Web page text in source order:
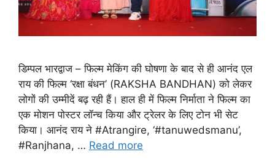
डिम्पल भारद्वाज – फिल्म मेकिंग की घोषणा के बाद से ही आनंद एल
राय की फिल्म ‘रक्षा बंधन’ (RAKSHA BANDHAN) को लेकर
लोगों की उम्मीदें बढ़ रही हैं। हाल ही में फिल्म निर्माता ने फिल्म का
एक मोशन पोस्टर लॉन्च किया और ट्रेलर के लिए टोन भी सेट
किया। आनंद राय ने #Atrangire, ‘#tanuwedsmanu’,
#Ranjhana, … Read more